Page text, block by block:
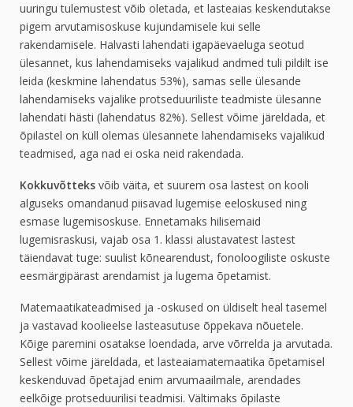
uuringu tulemustest võib oletada, et lasteaias keskendutakse
pigem arvutamisoskuse kujundamisele kui selle
rakendamisele. Halvasti lahendati igapäevaeluga seotud
ülesannet, kus lahendamiseks vajalikud andmed tuli pildilt ise
leida (keskmine lahendatus 53%), samas selle ülesande
lahendamiseks vajalike protseduuriliste teadmiste ülesanne
lahendati hästi (lahendatus 82%). Sellest võime järeldada, et
õpilastel on küll olemas ülesannete lahendamiseks vajalikud
teadmised, aga nad ei oska neid rakendada.
Kokkuvõtteks võib väita, et suurem osa lastest on kooli
alguseks omandanud piisavad lugemise eeloskused ning
esmase lugemisoskuse. Ennetamaks hilisemaid
lugemisraskusi, vajab osa 1. klassi alustavatest lastest
täiendavat tuge: suulist kõnearendust, fonoloogiliste oskuste
eesmärgipärast arendamist ja lugema õpetamist.
Matemaatikateadmised ja -oskused on üldiselt heal tasemel
ja vastavad koolieelse lasteasutuse õppekava nõuetele.
Kõige paremini osatakse loendada, arve võrrelda ja arvutada.
Sellest võime järeldada, et lasteaiamatemaatika õpetamisel
keskenduvad õpetajad enim arvumaailmale, arendades
eelkõige protseduurilisi teadmisi. Vältimaks õpilaste